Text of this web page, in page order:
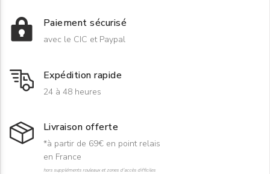
Paiement sécurisé
avec le CIC et Paypal
Expédition rapide
24 à 48 heures
Livraison offerte
*à partir de 69€ en point relais
en France
hors suppléments rouleaux et zones d'accès difficiles